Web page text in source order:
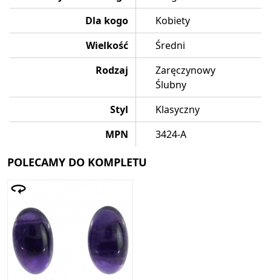
Dla kogo
Kobiety
Wielkość
Średni
Rodzaj
Zaręczynowy
Ślubny
Styl
Klasyczny
MPN
3424-A
POLECAMY DO KOMPLETU